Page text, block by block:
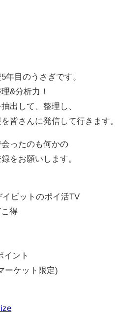
年目のうさぎです。
&分析力！
出して、整理し、
皆さんに発信して行きます。
ったのも何かの
をお願いします。
ビットのポイ活TV
得
イント
ーケット限定)